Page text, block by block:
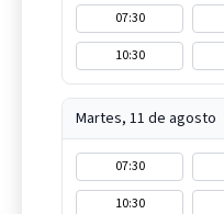
07:30
10:30
Martes, 11 de agosto
07:30
10:30